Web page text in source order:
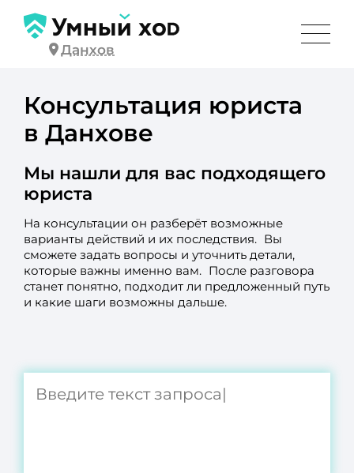
Данхов
Консультация юриста
в Данхове
Мы нашли для вас подходящего
юриста
На консультации он разберёт возможные
варианты действий и их последствия. Вы
сможете задать вопросы и уточнить детали,
которые важны именно вам. После разговора
станет понятно, подходит ли предложенный путь
и какие шаги возможны дальше.